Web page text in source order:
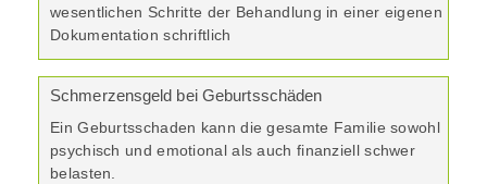
wesentlichen Schritte der Behandlung in einer eigenen
Dokumentation schriftlich
Schmerzensgeld bei Geburtsschäden
Ein Geburtsschaden kann die gesamte Familie sowohl
psychisch und emotional als auch finanziell schwer
belasten.